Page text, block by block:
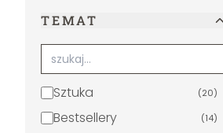
TEMAT
Sztuka (20)
Bestsellery (14)